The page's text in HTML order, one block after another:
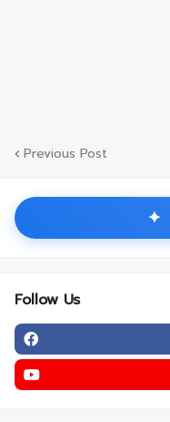
Previous Post
✦
Follow Us